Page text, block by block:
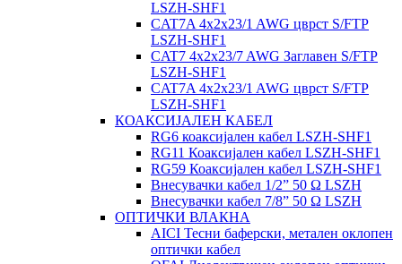
LSZH-SHF1
CAT7A 4x2x23/1 AWG цврст S/FTP
LSZH-SHF1
CAT7 4x2x23/7 AWG Заглавен S/FTP
LSZH-SHF1
CAT7A 4x2x23/1 AWG цврст S/FTP
LSZH-SHF1
КОАКСИЈАЛЕН КАБЕЛ
RG6 коаксијален кабел LSZH-SHF1
RG11 Коаксијален кабел LSZH-SHF1
RG59 Коаксијален кабел LSZH-SHF1
Внесувачки кабел 1/2” 50 Ω LSZH
Внесувачки кабел 7/8” 50 Ω LSZH
ОПТИЧКИ ВЛАКНА
AICI Тесни баферски, метален оклопен
оптички кабел